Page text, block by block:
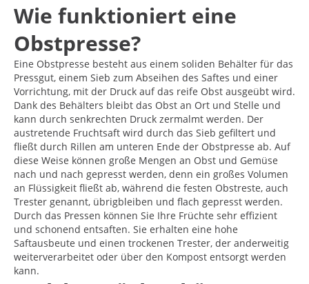
Wie funktioniert eine
Obstpresse?
Eine Obstpresse besteht aus einem soliden Behälter für das
Pressgut, einem Sieb zum Abseihen des Saftes und einer
Vorrichtung, mit der Druck auf das reife Obst ausgeübt wird.
Dank des Behälters bleibt das Obst an Ort und Stelle und
kann durch senkrechten Druck zermalmt werden. Der
austretende Fruchtsaft wird durch das Sieb gefiltert und
fließt durch Rillen am unteren Ende der Obstpresse ab. Auf
diese Weise können große Mengen an Obst und Gemüse
nach und nach gepresst werden, denn ein großes Volumen
an Flüssigkeit fließt ab, während die festen Obstreste, auch
Trester genannt, übrigbleiben und flach gepresst werden.
Durch das Pressen können Sie Ihre Früchte sehr effizient
und schonend entsaften. Sie erhalten eine hohe
Saftausbeute und einen trockenen Trester, der anderweitig
weiterverarbeitet oder über den Kompost entsorgt werden
kann.